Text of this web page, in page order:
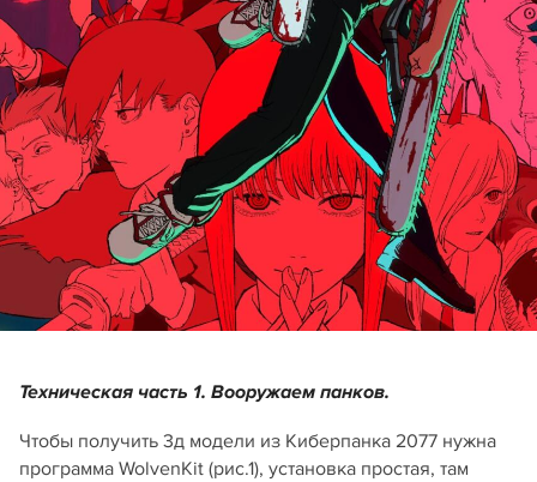
Техническая часть 1. Вооружаем панков.
Чтобы получить 3д модели из Киберпанка 2077 нужна
программа WolvenKit (рис.1), установка простая, там